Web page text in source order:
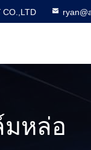
CO.,LTD
มหล่อ